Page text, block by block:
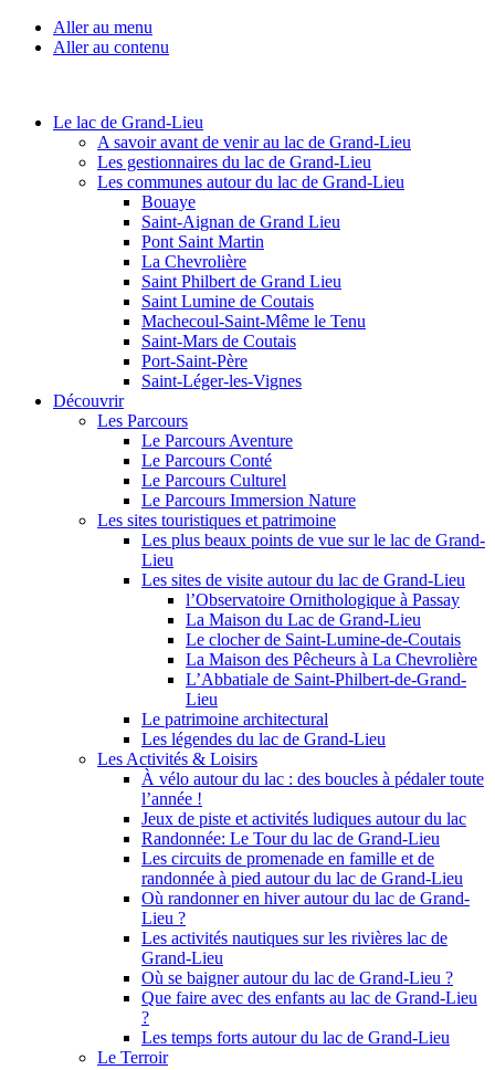
Aller au menu
Aller au contenu
Le lac de Grand-Lieu
A savoir avant de venir au lac de Grand-Lieu
Les gestionnaires du lac de Grand-Lieu
Les communes autour du lac de Grand-Lieu
Bouaye
Saint-Aignan de Grand Lieu
Pont Saint Martin
La Chevrolière
Saint Philbert de Grand Lieu
Saint Lumine de Coutais
Machecoul-Saint-Même le Tenu
Saint-Mars de Coutais
Port-Saint-Père
Saint-Léger-les-Vignes
Découvrir
Les Parcours
Le Parcours Aventure
Le Parcours Conté
Le Parcours Culturel
Le Parcours Immersion Nature
Les sites touristiques et patrimoine
Les plus beaux points de vue sur le lac de Grand-
Lieu
Les sites de visite autour du lac de Grand-Lieu
l’Observatoire Ornithologique à Passay
La Maison du Lac de Grand-Lieu
Le clocher de Saint-Lumine-de-Coutais
La Maison des Pêcheurs à La Chevrolière
L’Abbatiale de Saint-Philbert-de-Grand-
Lieu
Le patrimoine architectural
Les légendes du lac de Grand-Lieu
Les Activités & Loisirs
À vélo autour du lac : des boucles à pédaler toute
l’année !
Jeux de piste et activités ludiques autour du lac
Randonnée: Le Tour du lac de Grand-Lieu
Les circuits de promenade en famille et de
randonnée à pied autour du lac de Grand-Lieu
Où randonner en hiver autour du lac de Grand-
Lieu ?
Les activités nautiques sur les rivières lac de
Grand-Lieu
Où se baigner autour du lac de Grand-Lieu ?
Que faire avec des enfants au lac de Grand-Lieu
?
Les temps forts autour du lac de Grand-Lieu
Le Terroir